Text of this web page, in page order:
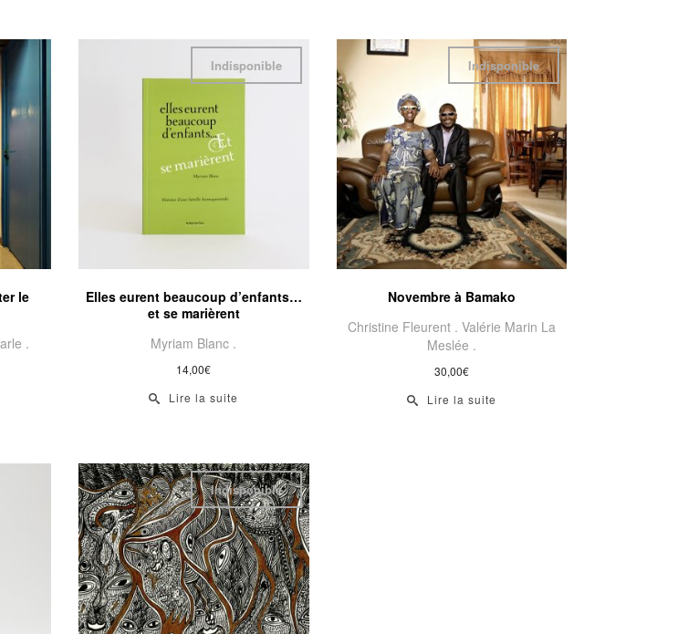
le
.
Elles eurent beaucoup d’enfants…
et se marièrent
Indisponible
Myriam Blanc .
14,00€
Lire la suite
Novembre à Bamako
Indisponible
Christine Fleurent . Valérie Marin La
Meslée .
30,00€
Lire la suite
Indisponible